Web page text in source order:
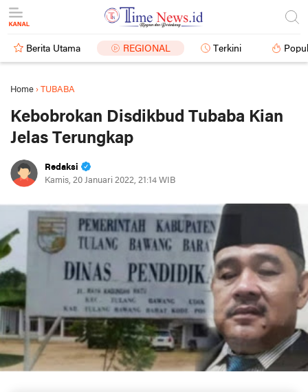
Berita Utama REGIONAL Terkini
Home › TUBABA
Kebobrokan Disdikbud Tubaba Kian
Jelas Terungkap
Redaksi
Kamis, 20 Januari 2022, 21:14 WIB